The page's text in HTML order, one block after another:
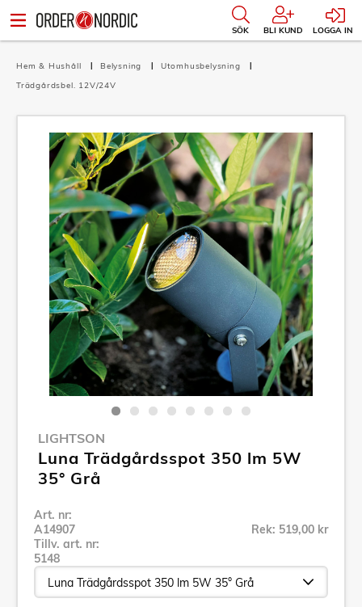
SÖK BLI KUND LOGGA IN
Hem & Hushåll Belysning
Utomhusbelysning
Trädgårdsbel. 12V/24V
LIGHTSON
Luna Trädgårdsspot 350 lm 5W
35° Grå
Art. nr:
A14907
Tillv. art. nr:
5148
Rek: 519,00 kr